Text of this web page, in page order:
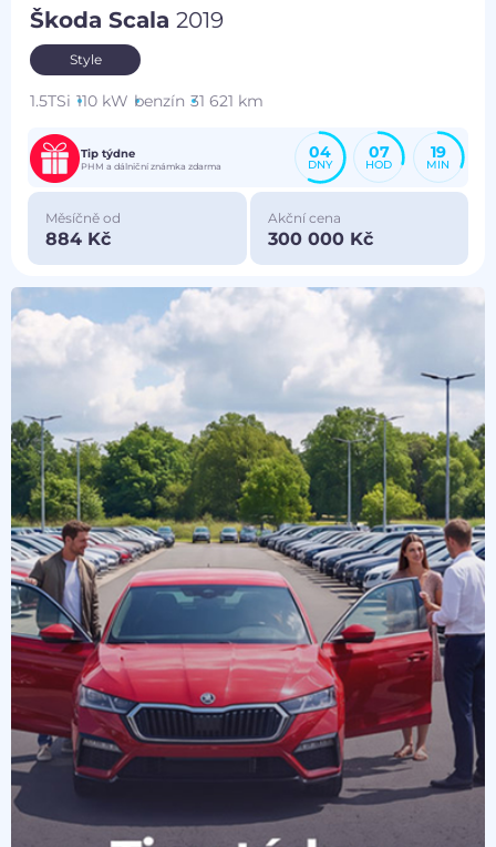
Škoda Scala2019
Style
1.5TSi 110 kW benzín 31 621 km
Tip týdne
PHM a dálniční známka zdarma
04
DNY
07
HOD
19
MIN
Měsíčně od
884 Kč
Akční cena
300 000 Kč